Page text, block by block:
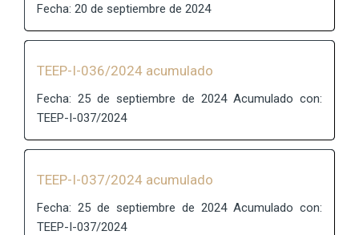
Fecha: 20 de septiembre de 2024
TEEP-I-036/2024 acumulado
Fecha: 25 de septiembre de 2024 Acumulado con:
TEEP-I-037/2024
TEEP-I-037/2024 acumulado
Fecha: 25 de septiembre de 2024 Acumulado con:
TEEP-I-037/2024